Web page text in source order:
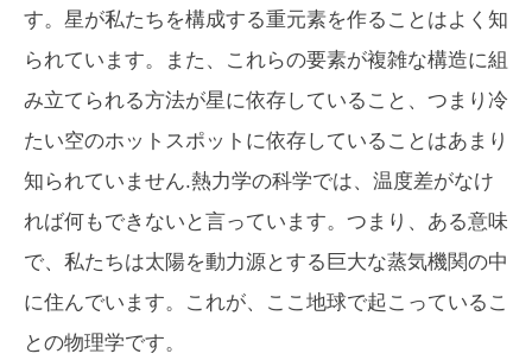
す。星が私たちを構成する重元素を作ることはよく知
られています。また、これらの要素が複雑な構造に組
み立てられる方法が星に依存していること、つまり冷
たい空のホットスポットに依存していることはあまり
知られていません.熱力学の科学では、温度差がなけ
れば何もできないと言っています。つまり、ある意味
で、私たちは太陽を動力源とする巨大な蒸気機関の中
に住んでいます。これが、ここ地球で起こっているこ
との物理学です。